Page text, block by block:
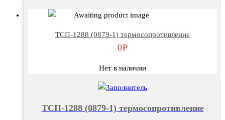
ТСП-1288 (0879-1) термосопротивление
0Р
Нет в наличии
ТСП-1288 (0879-1) термосопротивление